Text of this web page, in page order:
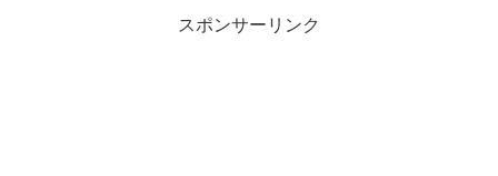
スポンサーリンク